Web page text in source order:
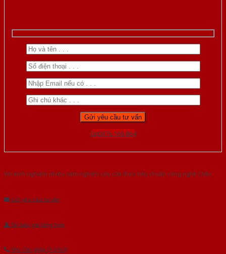
Gọi 0976.169.864
Với kinh nghiệm nhiêu năm nghiên cứu cửa theo tiêu chuẩn công nghệ Châu
Âu.Chúng tôi tự tin là nhà sản xuất & cung cấp hàng đầu tại Việt Nam!
Gửi yêu cầu tư vấn
Tải báo giá tổng hợp
Yêu cầu gọi lại (3 phút)